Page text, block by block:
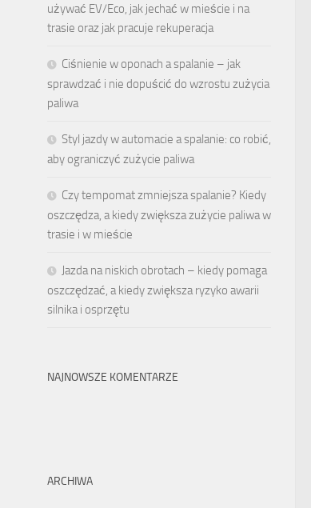
używać EV/Eco, jak jechać w mieście i na
trasie oraz jak pracuje rekuperacja
Ciśnienie w oponach a spalanie – jak
sprawdzać i nie dopuścić do wzrostu zużycia
paliwa
Styl jazdy w automacie a spalanie: co robić,
aby ograniczyć zużycie paliwa
Czy tempomat zmniejsza spalanie? Kiedy
oszczędza, a kiedy zwiększa zużycie paliwa w
trasie i w mieście
Jazda na niskich obrotach – kiedy pomaga
oszczędzać, a kiedy zwiększa ryzyko awarii
silnika i osprzętu
NAJNOWSZE KOMENTARZE
ARCHIWA